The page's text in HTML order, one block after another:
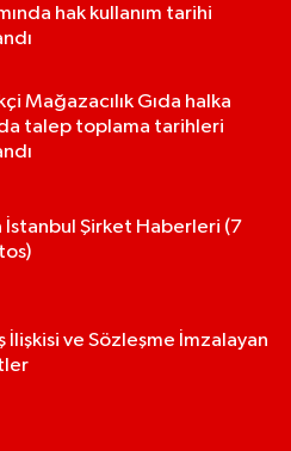
hak kullanım tarihi
Mağazacılık Gıda halka
talep toplama tarihleri
İstanbul Şirket Haberleri (7
İlişkisi ve Sözleşme İmzalayan